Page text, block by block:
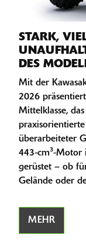
STARK,
DES
Mit der
2026
Mittelklasse,
überarbeiteter
443-cm³-Motor
gerüstet – ob
Gelände oder
MEHR